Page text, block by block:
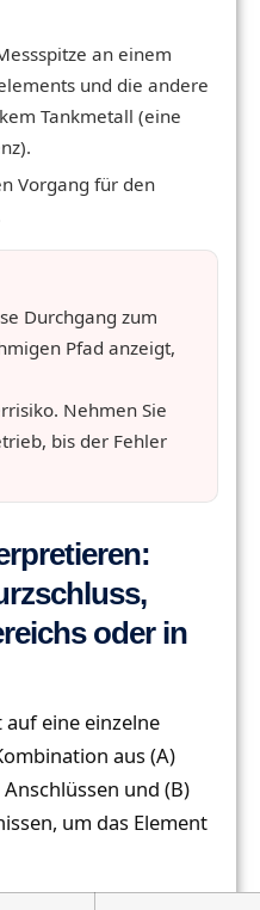
an einem
und die andere
Tankmetall (eine
Vorgang für den
Durchgang zum
Pfad anzeigt,
Nehmen Sie
bis der Fehler
oder in
eine einzelne
aus (A)
und (B)
um das Element